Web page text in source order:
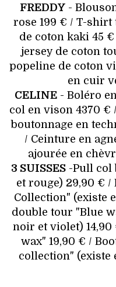
FREDDY-
rose 199 € / T-
de coton kaki 45
jersey de coton
popeline de coton
en cuir
CELINE - Boléro
col en vison 4370 €
boutonnage en
/ Ceinture en
ajourée en
3 SUISSES-Pull col
et rouge) 29,90 € /
Collection" (existe
double tour "Blue
noir et violet)
wax" 19,90 € /
collection" (existe